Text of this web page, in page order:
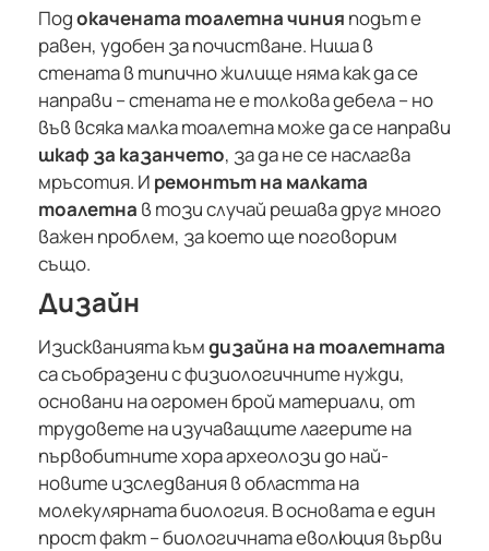
Подокачената тоалетна чиния подът е
равен, удобен за почистване. Ниша в
стената в типично жилище няма как да се
направи – стената не е толкова дебела – но
във всяка малка тоалетна може да се направи
шкаф за казанчето, за да не се наслагва
мръсотия. И ремонтът на малката
тоалетна в този случай решава друг много
важен проблем, за което ще поговорим
също.
Дизайн
Изискванията къмдизайна на тоалетната
са съобразени с физиологичните нужди,
основани на огромен брой материали, от
трудовете на изучаващите лагерите на
първобитните хора археолози до най-
новите изследвания в областта на
молекулярната биология. В основата е един
прост факт – биологичната еволюция върви